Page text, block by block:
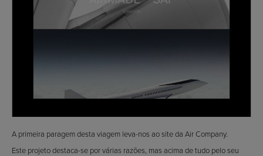
A primeira paragem desta viagem leva-nos ao site da Air Company.
Este projeto destaca-se por várias razões, mas acima de tudo pelo seu